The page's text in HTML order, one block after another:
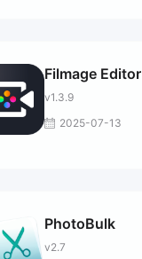
Filmage Editor
v1.3.9
2025-07-13
PhotoBulk
v2.7